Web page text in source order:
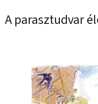
A parasztudvar